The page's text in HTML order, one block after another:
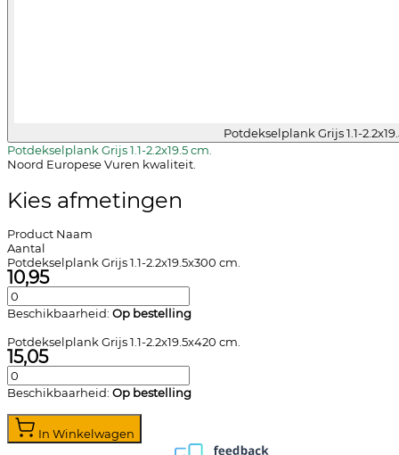
Potdekselplank Grijs 1.1-
Potdekselplank Grijs 1.1-2.2x19.5 cm.
Noord Europese Vuren kwaliteit.
Kies afmetingen
Product Naam
Aantal
Potdekselplank Grijs 1.1-2.2x19.5x300 cm.
10,95
Beschikbaarheid: Op bestelling
Potdekselplank Grijs 1.1-2.2x19.5x420 cm.
15,05
Beschikbaarheid: Op bestelling
In Winkelwagen